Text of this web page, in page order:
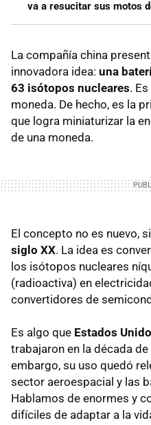
va a resucitar sus motos
La compañía china
innovadora idea: una
63 isótopos nucleares.
moneda. De hecho, es la
que logra miniaturizar la
de una moneda.
El concepto no es nuevo,
siglo XX. La idea es
los isótopos nucleares
(radioactiva) en
convertidores de
Es algo que Estados
trabajaron en la década
embargo, su uso quedó
sector aeroespacial y las
Hablamos de enormes y
difíciles de adaptar a la